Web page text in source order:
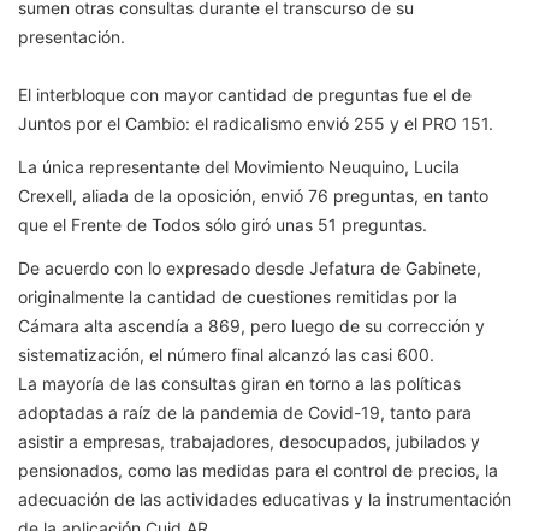
sumen otras consultas durante el transcurso de su
presentación.
El interbloque con mayor cantidad de preguntas fue el de
Juntos por el Cambio: el radicalismo envió 255 y el PRO 151.
La única representante del Movimiento Neuquino, Lucila
Crexell, aliada de la oposición, envió 76 preguntas, en tanto
que el Frente de Todos sólo giró unas 51 preguntas.
De acuerdo con lo expresado desde Jefatura de Gabinete,
originalmente la cantidad de cuestiones remitidas por la
Cámara alta ascendía a 869, pero luego de su corrección y
sistematización, el número final alcanzó las casi 600.
La mayoría de las consultas giran en torno a las políticas
adoptadas a raíz de la pandemia de Covid-19, tanto para
asistir a empresas, trabajadores, desocupados, jubilados y
pensionados, como las medidas para el control de precios, la
adecuación de las actividades educativas y la instrumentación